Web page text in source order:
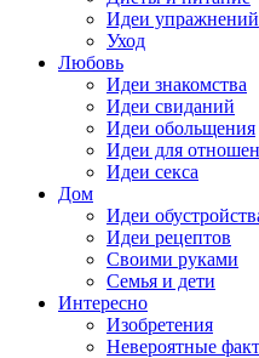
Идеи упражнений
Уход
Любовь
Идеи знакомства
Идеи свиданий
Идеи обольщения
Идеи для
Идеи секса
Дом
Идеи
Идеи рецептов
Своими руками
Семья и дети
Интересно
Изобретения
Невероятные